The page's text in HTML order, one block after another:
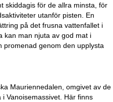
skiddagis för de allra minsta, för
utanför pisten. En
på det frusna vattenfallet i
kan man njuta av god mat i
promenad genom den upplysta
Mauriennedalen, omgivet av de
Vanoisemassivet. Här finns